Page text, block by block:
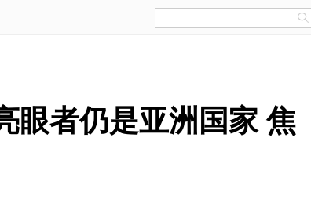
眼者仍是亚洲国家 焦